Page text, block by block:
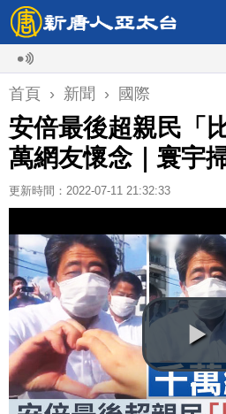
降低
首頁 › 新聞 › 國際
安倍最後超親民「
萬網友懷念｜寰宇
更新時間：2022-07-11 21:32:33